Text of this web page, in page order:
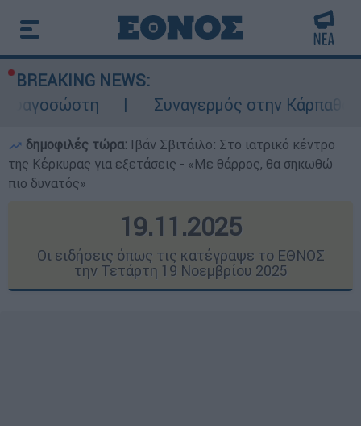
BREAKING NEWS:
Συναγερμός στην Κάρπαθο: Βρέθηκαν
δημοφιλές τώρα: Ιβάν Σβιτάιλο: Στο ιατρικό κέντρο
της Κέρκυρας για εξετάσεις - «Με θάρρος, θα σηκωθώ
πιο δυνατός»
19.11.2025
Οι ειδήσεις όπως τις κατέγραψε το ΕΘΝΟΣ
την Τετάρτη 19 Νοεμβρίου 2025